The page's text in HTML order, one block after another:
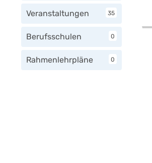
Veranstaltungen 35
Berufsschulen 0
Rahmenlehrpläne 0